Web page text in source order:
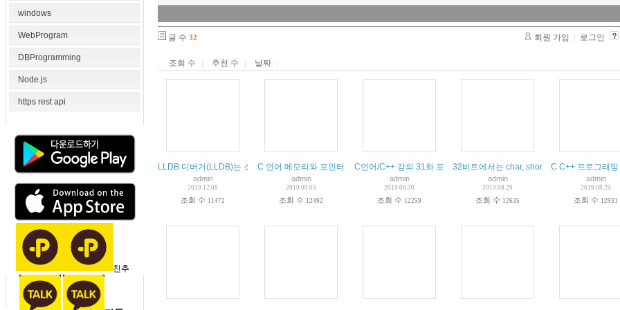
windows
WebProgram
DBProgramming
Node.js
https rest api
친추
글 수 32 회원 가입 로그인
조회 수 추천 수 날짜
LLDB 디버거(LLDB)는 소프트웨어 디버거이다
admin
2019.12.08
조회 수 11472
C 언어 메모리와 포인터
admin
2019.09.03
조회 수 12492
C언어/C++ 강의 31화 포인터와 배열, void 포인터, 구조체 포인터
admin
2019.08.30
조회 수 12259
32비트에서는 char, short 대신 int 형을 써야
admin
2019.08.29
조회 수 12635
C C++ 프로그래밍
admin
2019.08.29
조회 수 12931